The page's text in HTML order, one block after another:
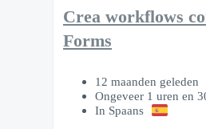
Crea workflows
Forms
12 maanden geleden
Ongeveer 1 uren en
In Spaans